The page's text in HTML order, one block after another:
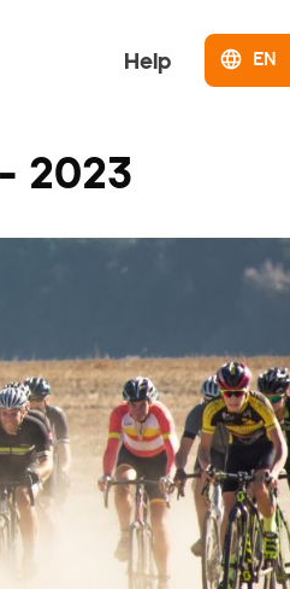
Help EN
2023